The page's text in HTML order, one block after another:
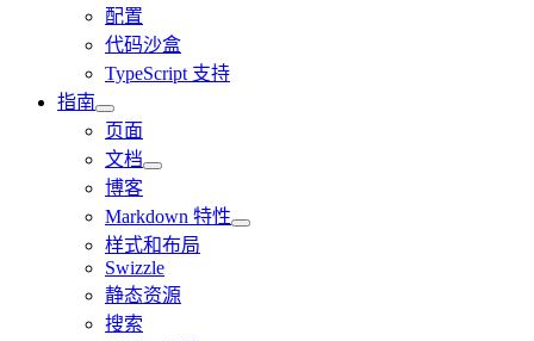
配置
代码沙盒
TypeScript 支持
指南
页面
文档
博客
Markdown 特性
样式和布局
Swizzle
静态资源
搜索